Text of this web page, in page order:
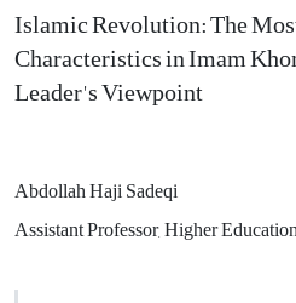
Islamic Revolution: The
Characteristics in Imam
Leader's Viewpoint
Abdollah Haji Sadeqi
Assistant Professor, Higher